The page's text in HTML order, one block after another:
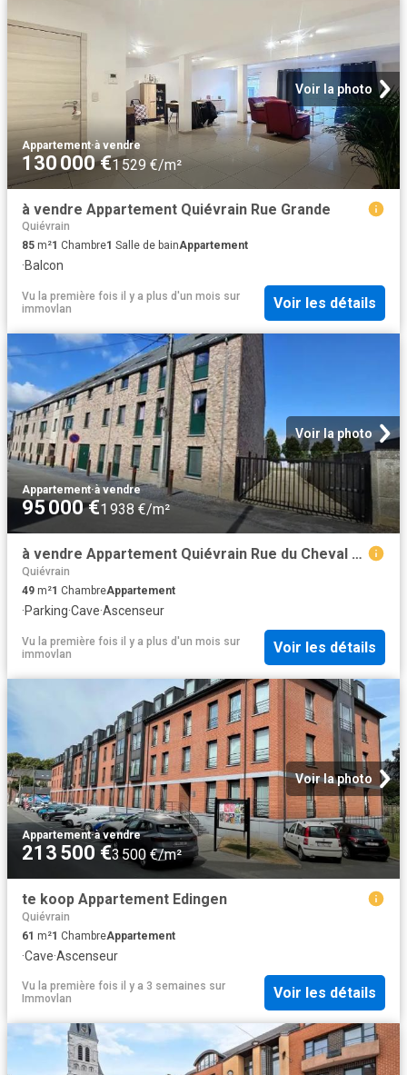
Voir la photo
Appartement·à vendre
130 000 €1 529 €/m²
à vendre Appartement Quiévrain Rue Grande
Quiévrain
85 m²1 Chambre1 Salle de bainAppartement
·Balcon
Vu la première fois il y a plus d'un mois sur
immovlan
Voir les détails
Voir la photo
Appartement·à vendre
95 000 €1 938 €/m²
à vendre Appartement Quiévrain Rue du Cheval Blanc
Quiévrain
49 m²1 ChambreAppartement
·Parking·Cave·Ascenseur
Vu la première fois il y a plus d'un mois sur
immovlan
Voir les détails
Voir la photo
Appartement·à vendre
213 500 €3 500 €/m²
te koop Appartement Edingen
Quiévrain
61 m²1 ChambreAppartement
·Cave·Ascenseur
Vu la première fois il y a 3 semaines sur
Immovlan
Voir les détails